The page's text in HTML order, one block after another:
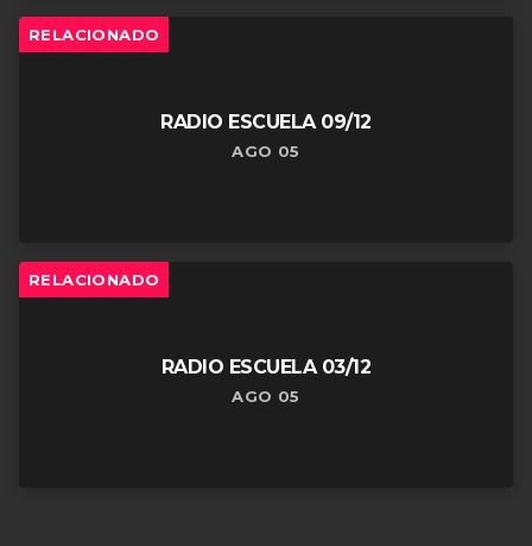
RELACIONADO
RADIO ESCUELA 09/12
AGO 05
RELACIONADO
RADIO ESCUELA 03/12
AGO 05